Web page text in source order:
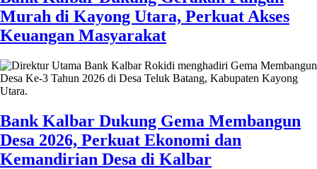
Murah di Kayong Utara, Perkuat Akses
Keuangan Masyarakat
Bank Kalbar Dukung Gema Membangun
Desa 2026, Perkuat Ekonomi dan
Kemandirian Desa di Kalbar